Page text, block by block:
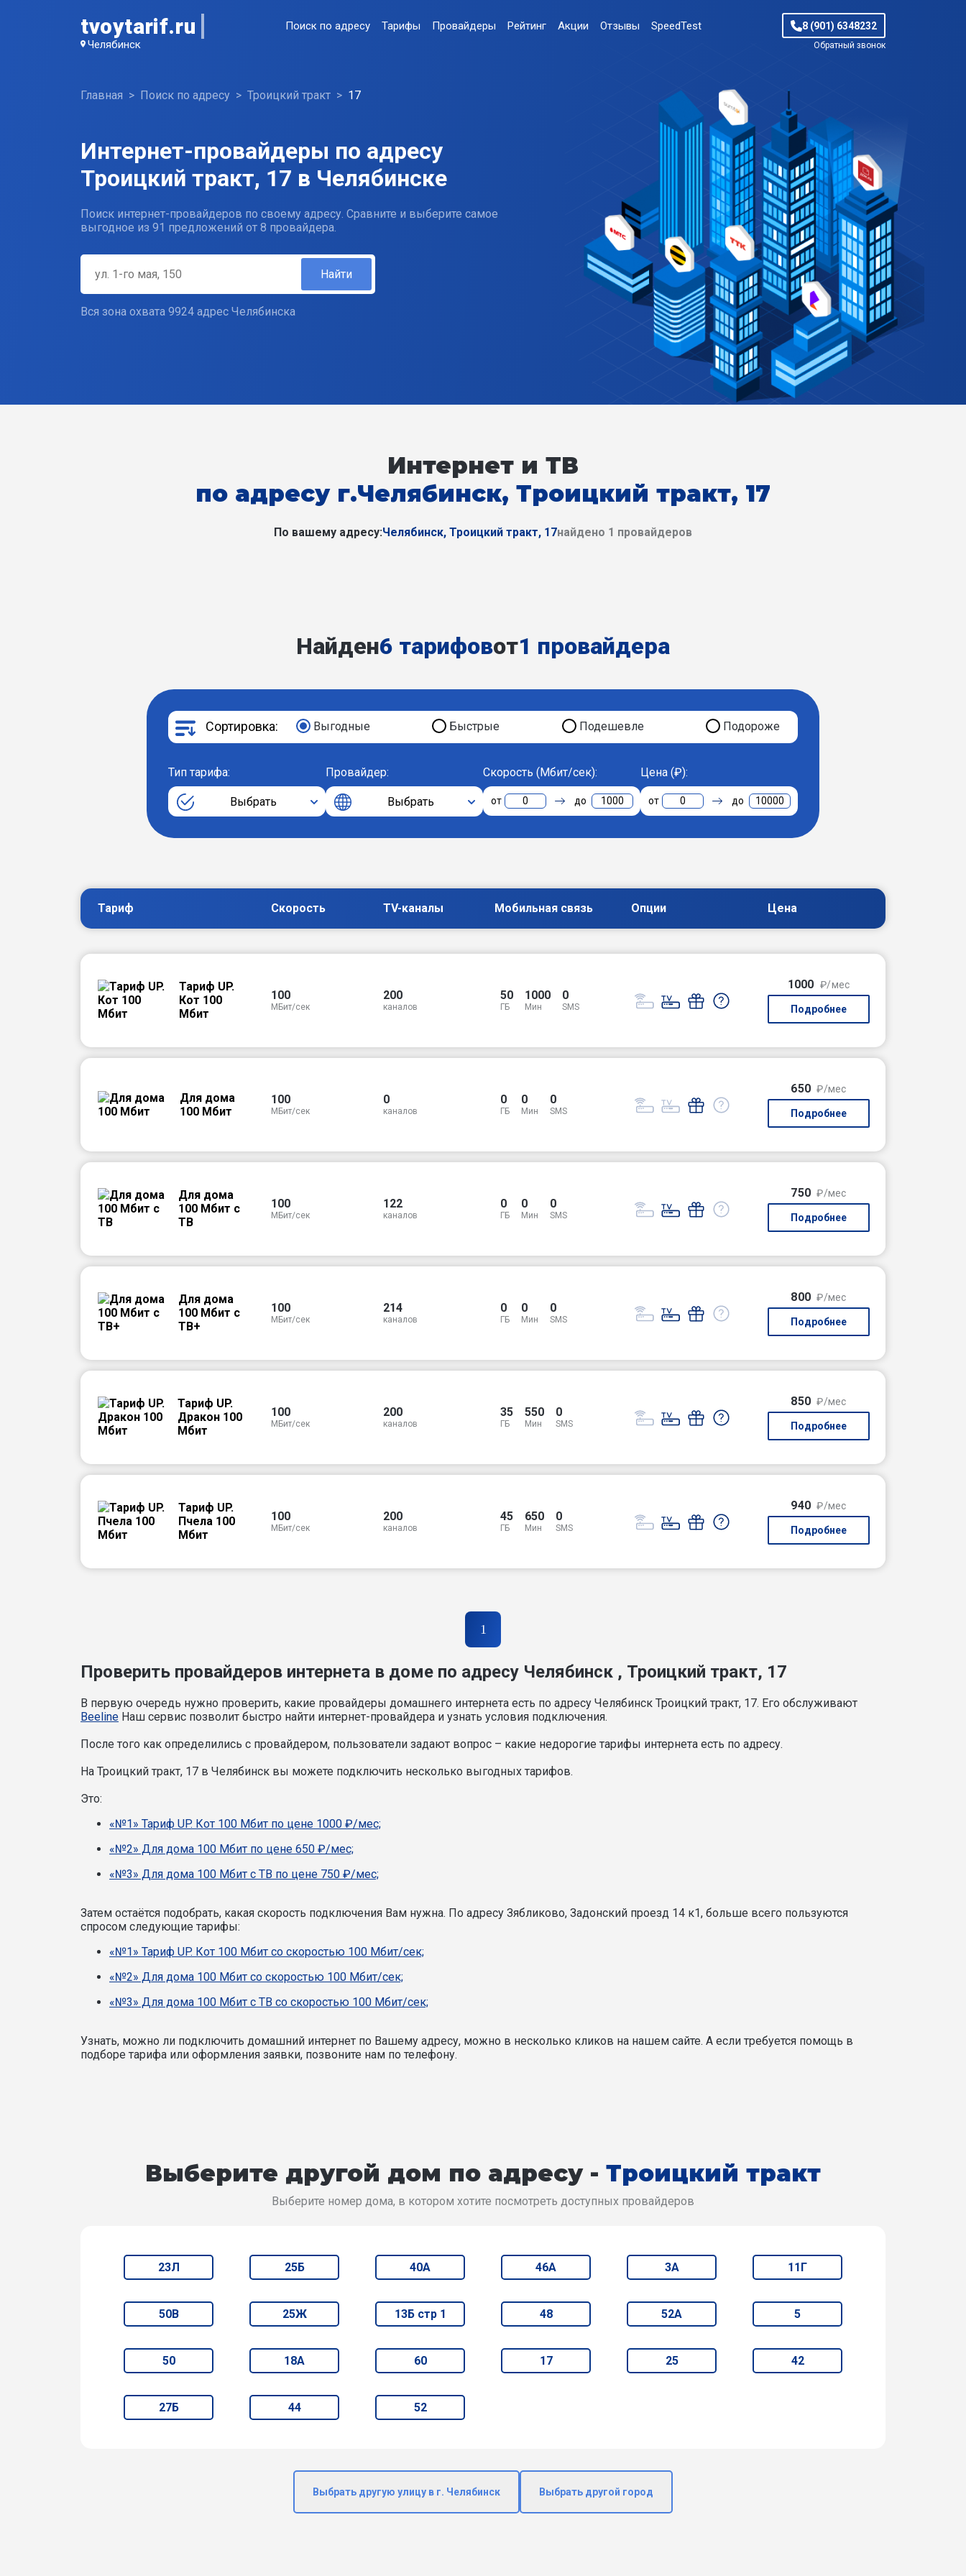
tvoytarif.ru
Челябинск
Поиск по адресу Тарифы Провайдеры Рейтинг Акции Отзывы SpeedTest 8 (901) 6348232
Обратный звонок
Главная Поиск по адресу Троицкий тракт 17
Интернет-провайдеры по адресу
Троицкий тракт, 17 в Челябинске
Поиск интернет-провайдеров по своему адресу. Сравните и выберите самое
выгодное из 91 предложений от 8 провайдера.
Найти
Вся зона охвата 9924 адрес Челябинска
Интернет и ТВ
по адресу г.Челябинск, Троицкий тракт, 17
По вашему адресу:Челябинск, Троицкий тракт, 17найдено 1 провайдеров
Найден6 тарифовот1 провайдера
Сортировка: Выгодные Быстрые Подешевле Подороже
Тип тарифа:
Выбрать
Провайдер:
Выбрать
Скорость (Мбит/сек):
0 1000
Цена (₽):
0 10000
Тариф Скорость TV-каналы Мобильная связь Опции Цена
Тариф UP.
Кот 100
Мбит
100
МБит/сек
200
каналов
50
ГБ
1000
Мин
0
SMS
1000 ₽/мес
Подробнее
Для дома
100 Мбит
100
МБит/сек
0
каналов
0
ГБ
0
Мин
0
SMS
650 ₽/мес
Подробнее
Для дома
100 Мбит с
ТВ
100
МБит/сек
122
каналов
0
ГБ
0
Мин
0
SMS
750 ₽/мес
Подробнее
Для дома
100 Мбит с
ТВ+
100
МБит/сек
214
каналов
0
ГБ
0
Мин
0
SMS
800 ₽/мес
Подробнее
Тариф UP.
Дракон 100
Мбит
100
МБит/сек
200
каналов
35
ГБ
550
Мин
0
SMS
850 ₽/мес
Подробнее
Тариф UP.
Пчела 100
Мбит
100
МБит/сек
200
каналов
45
ГБ
650
Мин
0
SMS
940 ₽/мес
Подробнее
1
Проверить провайдеров интернета в доме по адресу Челябинск , Троицкий тракт, 17
В первую очередь нужно проверить, какие провайдеры домашнего интернета есть по адресу Челябинск Троицкий тракт, 17. Его обслуживают
Beeline Наш сервис позволит быстро найти интернет-провайдера и узнать условия подключения.
После того как определились с провайдером, пользователи задают вопрос – какие недорогие тарифы интернета есть по адресу.
На Троицкий тракт, 17 в Челябинск вы можете подключить несколько выгодных тарифов.
Это:
«№1» Тариф UP. Кот 100 Мбит по цене 1000 ₽/мес;
«№2» Для дома 100 Мбит по цене 650 ₽/мес;
«№3» Для дома 100 Мбит с ТВ по цене 750 ₽/мес;
Затем остаётся подобрать, какая скорость подключения Вам нужна. По адресу Зябликово, Задонский проезд 14 к1, больше всего пользуются
спросом следующие тарифы:
«№1» Тариф UP. Кот 100 Мбит со скоростью 100 Мбит/сек;
«№2» Для дома 100 Мбит со скоростью 100 Мбит/сек;
«№3» Для дома 100 Мбит с ТВ со скоростью 100 Мбит/сек;
Узнать, можно ли подключить домашний интернет по Вашему адресу, можно в несколько кликов на нашем сайте. А если требуется помощь в
подборе тарифа или оформления заявки, позвоните нам по телефону.
Выберите другой дом по адресу - Троицкий тракт
Выберите номер дома, в котором хотите посмотреть доступных провайдеров
23Л 25Б 40А 46А 3А 11Г
50В 25Ж 13Б стр 1 48 52А 5
50 18А 60 17 25 42
27Б 44 52
Выбрать другую улицу в г. Челябинск Выбрать другой город